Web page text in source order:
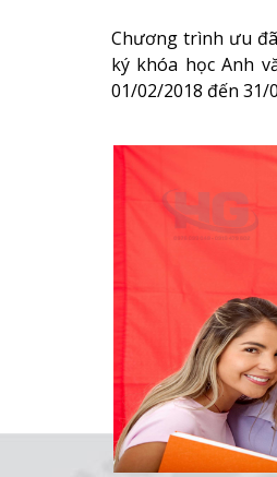
Chương trình ưu
ký khóa học Anh
01/02/2018 đến 31/